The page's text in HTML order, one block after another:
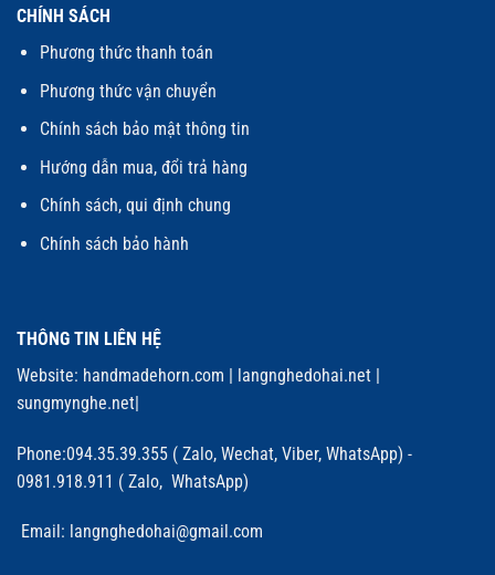
CHÍNH SÁCH
Phương thức thanh toán
Phương thức vận chuyển
Chính sách bảo mật thông tin
Hướng dẫn mua, đổi trả hàng
Chính sách, qui định chung
Chính sách bảo hành
THÔNG TIN LIÊN HỆ
Website: handmadehorn.com | langnghedohai.net |
sungmynghe.net|
Phone:094.35.39.355 ( Zalo, Wechat, Viber, WhatsApp) -
0981.918.911 ( Zalo, WhatsApp)
Email: langnghedohai@gmail.com